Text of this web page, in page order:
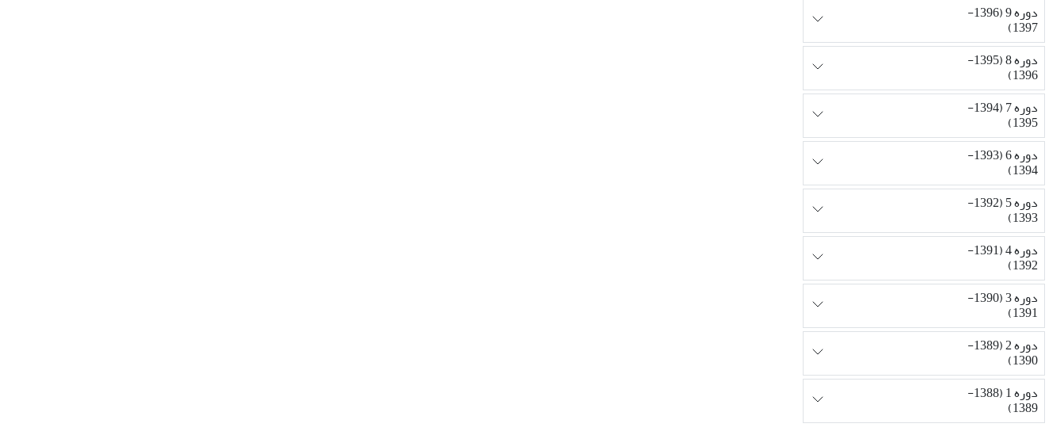
دوره 9 (1396-
1397)
دوره 8 (1395-
1396)
دوره 7 (1394-
1395)
دوره 6 (1393-
1394)
دوره 5 (1392-
1393)
دوره 4 (1391-
1392)
دوره 3 (1390-
1391)
دوره 2 (1389-
1390)
دوره 1 (1388-
1389)